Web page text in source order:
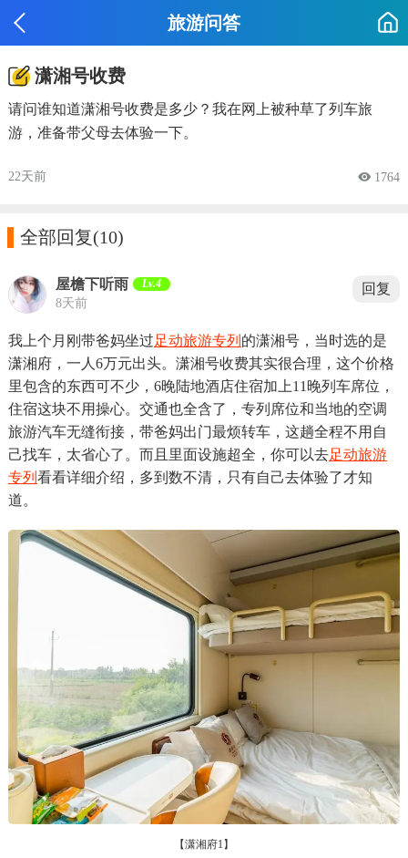
旅游问答
潇湘号收费
请问谁知道潇湘号收费是多少？我在网上被种草了列车旅
游，准备带父母去体验一下。
22天前  1764
全部回复(10)
屋檐下听雨 Lv.4
8天前
回复
我上个月刚带爸妈坐过足动旅游专列 的潇湘号，当时选的是
潇湘府，一人6万元出头。潇湘号收费其实很合理，这个价格
里包含的东西可不少，6晚陆地酒店住宿加上11晚列车席位，
住宿这块不用操心。交通也全含了，专列席位和当地的空调
旅游汽车无缝衔接，带爸妈出门最烦转车，这趟全程不用自
己找车，太省心了。而且里面设施超全，你可以去足动旅游
专列 看看详细介绍，多到数不清，只有自己去体验了才知
道。
【潇湘府1】